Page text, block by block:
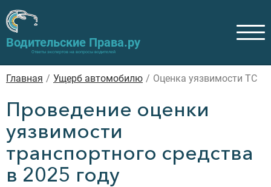
Водительские Права.ру
Ответы экспертов на вопросы водителей
Главная / Ущерб автомобилю / Оценка уязвимости ТС
Проведение оценки
уязвимости
транспортного средства
в 2025 году